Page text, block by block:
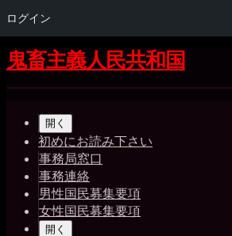
ログイン
コ
ン
テ
鬼畜主義人民共和国
イ
ン
ナ
ビ
開く
初めにお読み下さい
事務局窓口
事務連絡
男性国民募集要項
女性国民募集要項
開く